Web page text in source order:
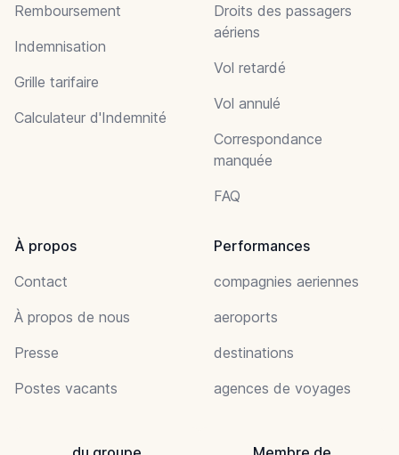
Remboursement
Indemnisation
Grille tarifaire
Calculateur d'Indemnité
Droits des passagers
aériens
Vol retardé
Vol annulé
Correspondance
manquée
FAQ
À propos
Contact
À propos de nous
Presse
Postes vacants
Performances
compagnies aeriennes
aeroports
destinations
agences de voyages